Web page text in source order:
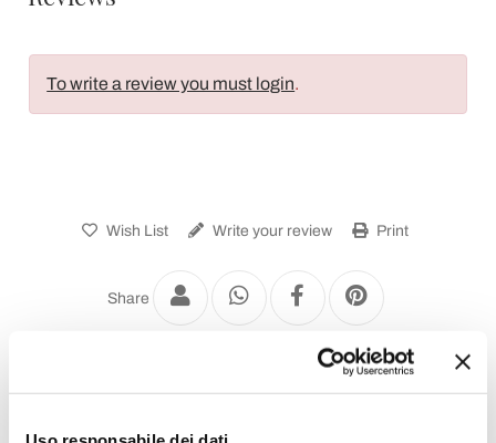
To write a review you must login.
Wish List Write your review Print
Share
Metal Garden Chairs